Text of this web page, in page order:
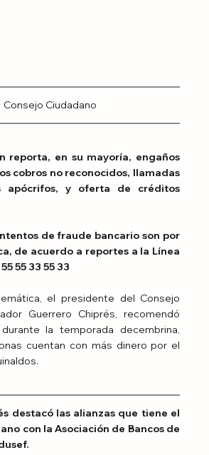
Consejo Ciudadano
reporta, en su mayoría, engaños
cobros no reconocidos, llamadas
apócrifos, y oferta de créditos
de fraude bancario son por
de acuerdo a reportes a la Línea
55 33 55 33
el presidente del Consejo
Guerrero Chiprés, recomendó
la temporada decembrina,
cuentan con más dinero por el
destacó las alianzas que tiene el
con la Asociación de Bancos de